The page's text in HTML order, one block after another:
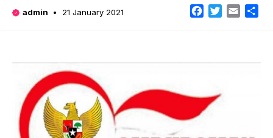
admin 21 January 2021 Facebook
TwitterEmail